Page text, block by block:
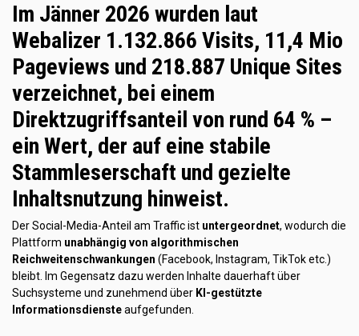
Im Jänner 2026 wurden laut
Webalizer 1.132.866 Visits, 11,4 Mio
Pageviews und 218.887 Unique Sites
verzeichnet, bei einem
Direktzugriffsanteil von rund 64 % –
ein Wert, der auf eine stabile
Stammleserschaft und gezielte
Inhaltsnutzung hinweist.
Der Social-Media-Anteil am Traffic ist untergeordnet, wodurch die
Plattform unabhängig von algorithmischen
Reichweitenschwankungen (Facebook, Instagram, TikTok etc.)
bleibt. Im Gegensatz dazu werden Inhalte dauerhaft über
Suchsysteme und zunehmend über KI-gestützte
Informationsdiensteaufgefunden.